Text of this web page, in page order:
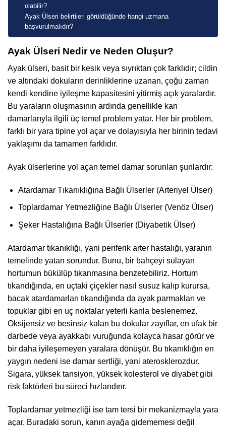
olabilir?
Ayak Ülseri belirtileri görüldüğünde hangi uzmana
başvurulmalıdır?
Ayak Ülseri Nedir ve Neden Oluşur?
Ayak ülseri, basit bir kesik veya sıyrıktan çok farklıdır; cildin
ve altındaki dokuların derinliklerine uzanan, çoğu zaman
kendi kendine iyileşme kapasitesini yitirmiş açık yaralardır.
Bu yaraların oluşmasının ardında genellikle kan
damarlarıyla ilgili üç temel problem yatar. Her bir problem,
farklı bir yara tipine yol açar ve dolayısıyla her birinin tedavi
yaklaşımı da tamamen farklıdır.
Ayak ülserlerine yol açan temel damar sorunları şunlardır:
Atardamar Tıkanıklığına Bağlı Ülserler (Arteriyel Ülser)
Toplardamar Yetmezliğine Bağlı Ülserler (Venöz Ülser)
Şeker Hastalığına Bağlı Ülserler (Diyabetik Ülser)
Atardamar tıkanıklığı, yani periferik arter hastalığı, yaranın
temelinde yatan sorundur. Bunu, bir bahçeyi sulayan
hortumun bükülüp tıkanmasına benzetebiliriz. Hortum
tıkandığında, en uçtaki çiçekler nasıl susuz kalıp kurursa,
bacak atardamarları tıkandığında da ayak parmakları ve
topuklar gibi en uç noktalar yeterli kanla beslenemez.
Oksijensiz ve besinsiz kalan bu dokular zayıflar, en ufak bir
darbede veya ayakkabı vuruğunda kolayca hasar görür ve
bir daha iyileşemeyen yaralara dönüşür. Bu tıkanıklığın en
yaygın nedeni ise damar sertliği, yani aterosklerozdur.
Sigara, yüksek tansiyon, yüksek kolesterol ve diyabet gibi
risk faktörleri bu süreci hızlandırır.
Toplardamar yetmezliği ise tam tersi bir mekanizmayla yara
açar. Buradaki sorun, kanın ayağa gidememesi değil